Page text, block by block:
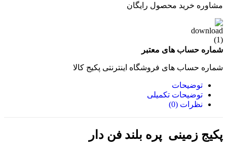
مشاوره خرید محصول رایگان
شماره حساب های معتبر
شماره حساب های فروشگاه اینترنتی پکیج کالا
توضیحات
توضیحات تکمیلی
نظرات (0)
پکیج زمینی پره بلند فن دار